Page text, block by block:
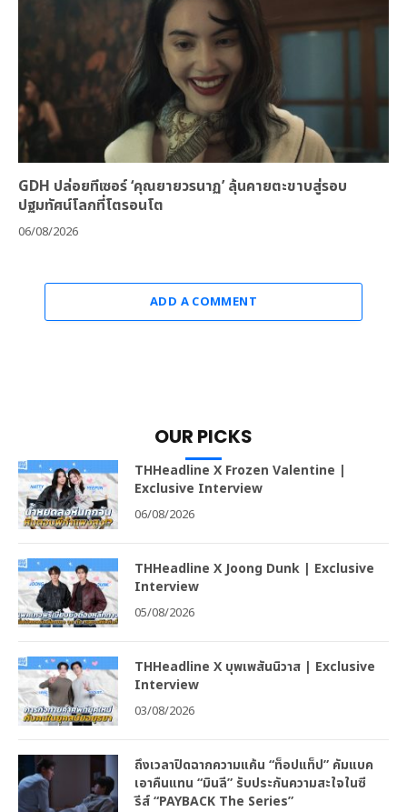
GDH ปล่อยทีเซอร์ ‘คุณยายวรนาฏ’ ลุ้นคายตะขาบสู่รอบ
ปฐมทัศน์โลกที่โตรอนโต
06/08/2026
ADD A COMMENT
OUR PICKS
THHeadline X Frozen Valentine |
Exclusive Interview
06/08/2026
THHeadline X Joong Dunk | Exclusive
Interview
05/08/2026
THHeadline X บุพเพสันนิวาส | Exclusive
Interview
03/08/2026
ถึงเวลาปิดฉากความแค้น “ท็อปแท็ป” คัมแบค
เอาคืนแทน “มินลี” รับประกันความสะใจในซี
รีส์ “PAYBACK The Series”